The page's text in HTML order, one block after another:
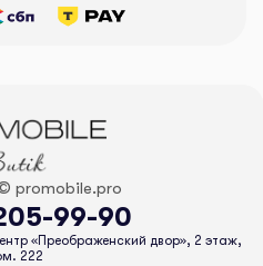
promobile.pro
99-90
«Преображенский двор», 2 этаж,
222